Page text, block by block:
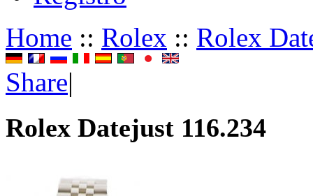
Home :: Rolex :: Rolex
Share|
Rolex Datejust 116.234